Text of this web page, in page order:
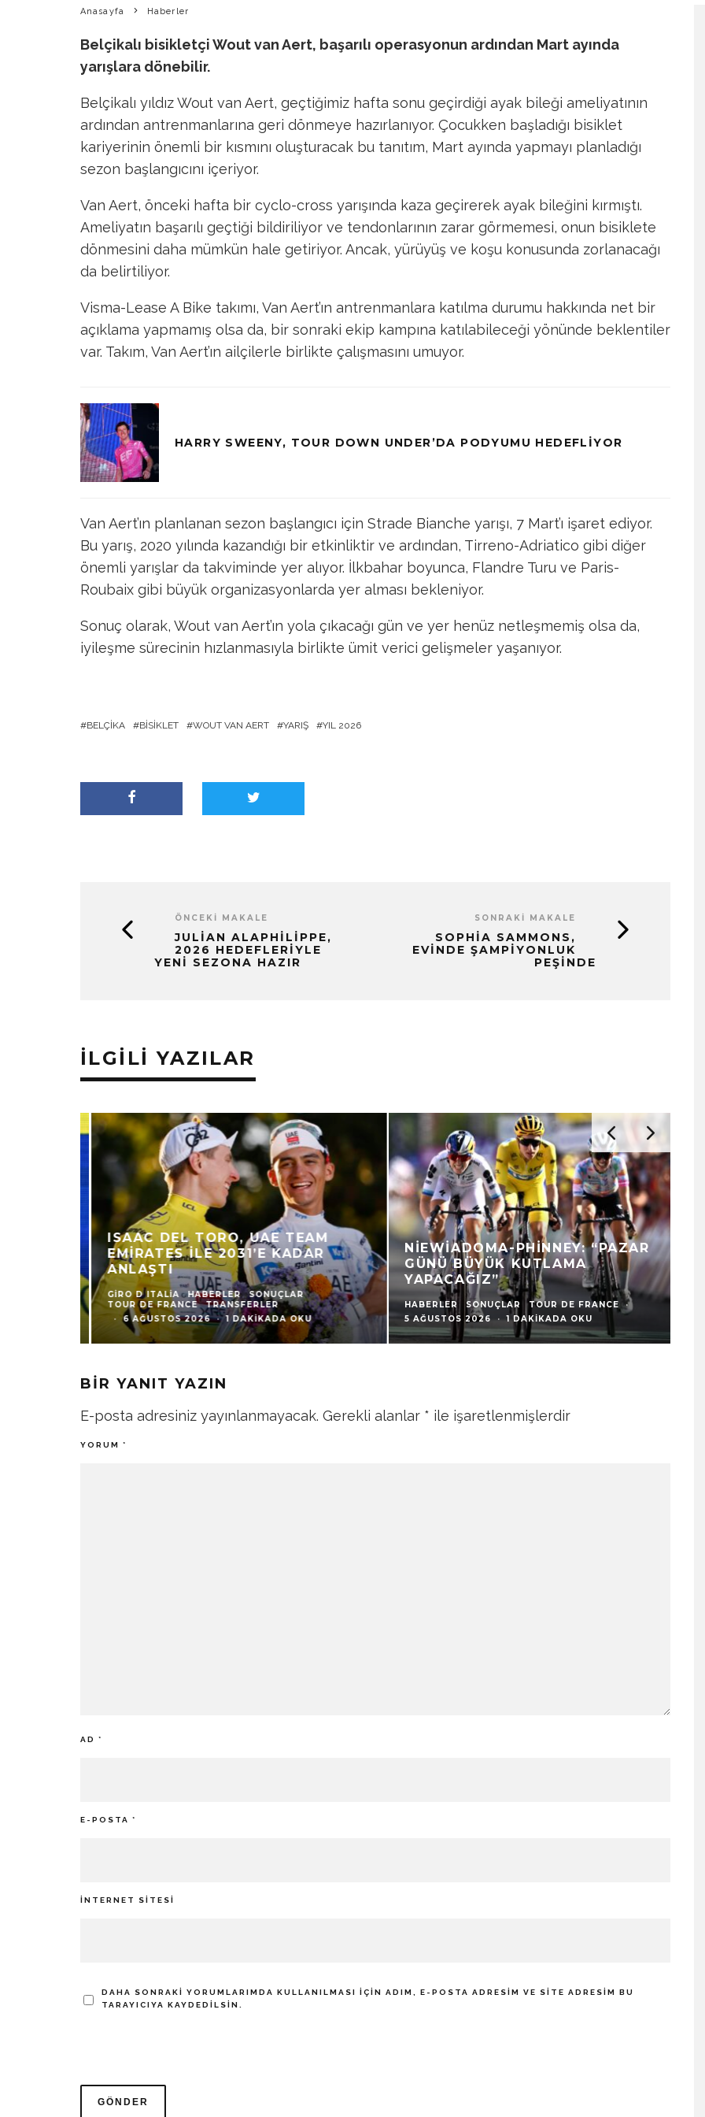
Anasayfa Haberler
Belçikalı bisikletçi Wout van Aert, başarılı operasyonun ardından Mart ayında
yarışlara dönebilir.
Belçikalı yıldız Wout van Aert, geçtiğimiz hafta sonu geçirdiği ayak bileği ameliyatının
ardından antrenmanlarına geri dönmeye hazırlanıyor. Çocukken başladığı bisiklet
kariyerinin önemli bir kısmını oluşturacak bu tanıtım, Mart ayında yapmayı planladığı
sezon başlangıcını içeriyor.
Van Aert, önceki hafta bir cyclo-cross yarışında kaza geçirerek ayak bileğini kırmıştı.
Ameliyatın başarılı geçtiği bildiriliyor ve tendonlarının zarar görmemesi, onun bisiklete
dönmesini daha mümkün hale getiriyor. Ancak, yürüyüş ve koşu konusunda zorlanacağı
da belirtiliyor.
Visma-Lease A Bike takımı, Van Aert’ın antrenmanlara katılma durumu hakkında net bir
açıklama yapmamış olsa da, bir sonraki ekip kampına katılabileceği yönünde beklentiler
var. Takım, Van Aert’ın ailçilerle birlikte çalışmasını umuyor.
HARRY SWEENY, TOUR DOWN UNDER’DA PODYUMU HEDEFLIYOR
Van Aert’ın planlanan sezon başlangıcı için Strade Bianche yarışı, 7 Mart’ı işaret ediyor.
Bu yarış, 2020 yılında kazandığı bir etkinliktir ve ardından, Tirreno-Adriatico gibi diğer
önemli yarışlar da takviminde yer alıyor. İlkbahar boyunca, Flandre Turu ve Paris-
Roubaix gibi büyük organizasyonlarda yer alması bekleniyor.
Sonuç olarak, Wout van Aert’ın yola çıkacağı gün ve yer henüz netleşmemiş olsa da,
iyileşme sürecinin hızlanmasıyla birlikte ümit verici gelişmeler yaşanıyor.
BELÇIKA BISIKLET WOUT VAN AERT YARIŞ YIL 2026
ÖNCEKI MAKALE
JULIAN ALAPHILIPPE,
2026 HEDEFLERIYLE
YENI SEZONA HAZIR
SONRAKI MAKALE
SOPHIA SAMMONS,
EVINDE ŞAMPIYONLUK
PEŞINDE
İLGILI YAZILAR
ISAAC DEL TORO, UAE TEAM
EMIRATES ILE 2031’E KADAR
ANLAŞTI
GIRO D ITALIA HABERLER
SONUÇLAR
TOUR DE FRANCE
TRANSFERLER
6 AĞUSTOS 2026 · 1 DAKIKADA OKU
NIEWIADOMA-PHINNEY: “PAZAR
GÜNÜ BÜYÜK KUTLAMA
YAPACAĞIZ”
HABERLER SONUÇLAR TOUR DE FRANCE
·
5 AĞUSTOS 2026
· 1 DAKIKADA OKU
5
BIR YANIT YAZIN
E-posta adresiniz yayınlanmayacak. Gerekli alanlar * ile işaretlenmişlerdir
YORUM *
AD *
E-POSTA *
İNTERNET SITESI
DAHA SONRAKI YORUMLARIMDA KULLANILMASI IÇIN ADIM, E-POSTA ADRESIM VE SITE ADRESIM BU
TARAYICIYA KAYDEDILSIN.